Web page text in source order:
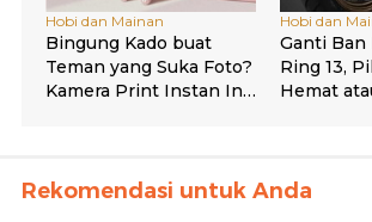
Rekomendasi untuk Anda